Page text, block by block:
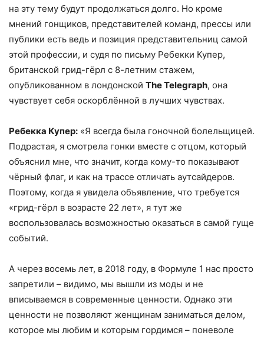
на эту тему будут продолжаться долго. Но кроме
мнений гонщиков, представителей команд, прессы или
публики есть ведь и позиция представительниц самой
этой профессии, и судя по письму Ребекки Купер,
британской грид-гёрл с 8-летним стажем,
опубликованном в лондонской The Telegraph, она
чувствует себя оскорблённой в лучших чувствах.
Ребекка Купер: «Я всегда была гоночной болельщицей.
Подрастая, я смотрела гонки вместе с отцом, который
объяснил мне, что значит, когда кому-то показывают
чёрный флаг, и как на трассе отличать аутсайдеров. ​
Поэтому, когда я увидела объявление, что требуется
«грид-гёрл в возрасте 22 лет», я тут же
воспользовалась возможностью оказаться в самой гуще
событий.
А через восемь лет, в 2018 году, в Формуле 1 нас просто
запретили – видимо, мы вышли из моды и не
вписываемся в современные ценности. Однако эти
ценности не позволяют женщинам заниматься делом,
которое мы любим и которым гордимся – поневоле